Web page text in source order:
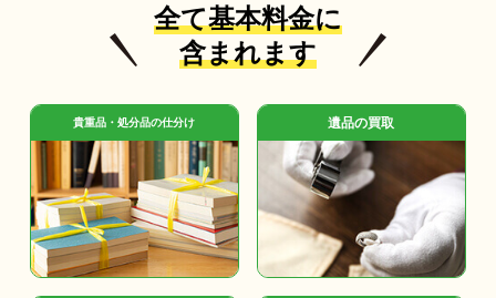
全て基本料金に
含まれます
貴重品・処分品の仕分け 遺品の買取